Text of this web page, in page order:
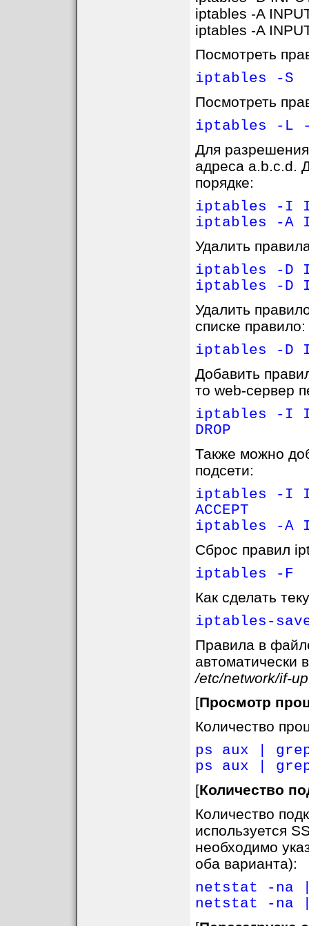
iptables -A
iptables -A
Посмотреть
iptables -S
Посмотреть
iptables -L
Для разрешения
адреса a.b.c.d.
порядке:
iptables -I
iptables -A
Удалить
iptables -D
iptables -D
Удалить
списке правило:
iptables -D
Добавить
то web-сервер
iptables -I
DROP
Также можно
подсети:
iptables -I
ACCEPT
iptables -A
Сброс правил
iptables -F
Как сделать
iptables-
Правила в
автоматически
/etc/network/if-
[Просмотр
Количество
ps aux |
ps aux |
[Количество
Количество
используется
необходимо
оба варианта):
netstat -na
netstat -na